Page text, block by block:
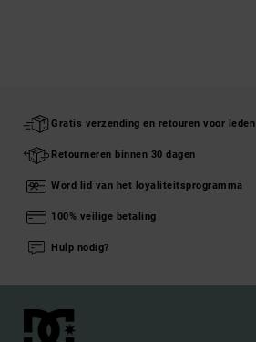
Gratis verzending en retouren voor leden
Retourneren binnen 30 dagen
Word lid van het loyaliteitsprogramma
100% veilige betaling
Hulp nodig?